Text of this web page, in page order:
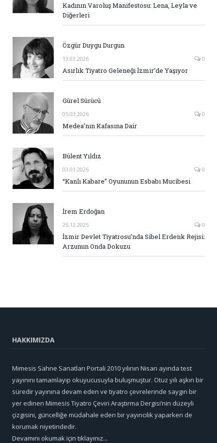
Kadının Varoluş Manifestosu: Lena, Leyla ve
Diğerleri
Özgür Duygu Durgun
13.03.2026 0
Asırlık Tiyatro Geleneği İzmir’de Yaşıyor
Gürel Sürücü
05.03.2026 0
Medea’nın Kafasına Dair
Bülent Yıldız
03.01.2026 0
“Kanlı Kabare” Oyununun Esbabı Mucibesi
İrem Erdoğan
25.12.2025 0
İzmir Devlet Tiyatrosu’nda Sibel Erdenk Rejisi:
Arzunun Onda Dokuzu
HAKKIMIZDA
Mimesis Sahne Sanatları Portali 2010 yılının Nisan ayında test
yayınını tamamlayıp okuyucusuyla buluşmuştur. Otuz yılı aşkın bir
süredir yayınına devam eden ve tiyatro çevrelerinde saygın bir
yer edinen Mimesis Tiyatro Çeviri Araştırma Dergisi’nin düzeyli
çizgisini, güncelliğe müdahale eden bir yayıncılık yaparken de
korumak niyetindedir.
Devamını okumak için tıklayınız...